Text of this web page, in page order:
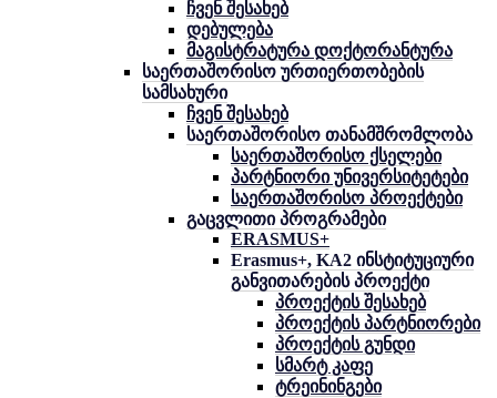
ჩვენ შესახებ
დებულება
მაგისტრატურა დოქტორანტურა
საერთაშორისო ურთიერთობების
სამსახური
ჩვენ შესახებ
საერთაშორისო თანამშრომლობა
საერთაშორისო ქსელები
პარტნიორი უნივერსიტეტები
საერთაშორისო პროექტები
გაცვლითი პროგრამები
ERASMUS+
Erasmus+, KA2 ინსტიტუციური
განვითარების პროექტი
პროექტის შესახებ
პროექტის პარტნიორები
პროექტის გუნდი
სმარტ კაფე
ტრეინინგები